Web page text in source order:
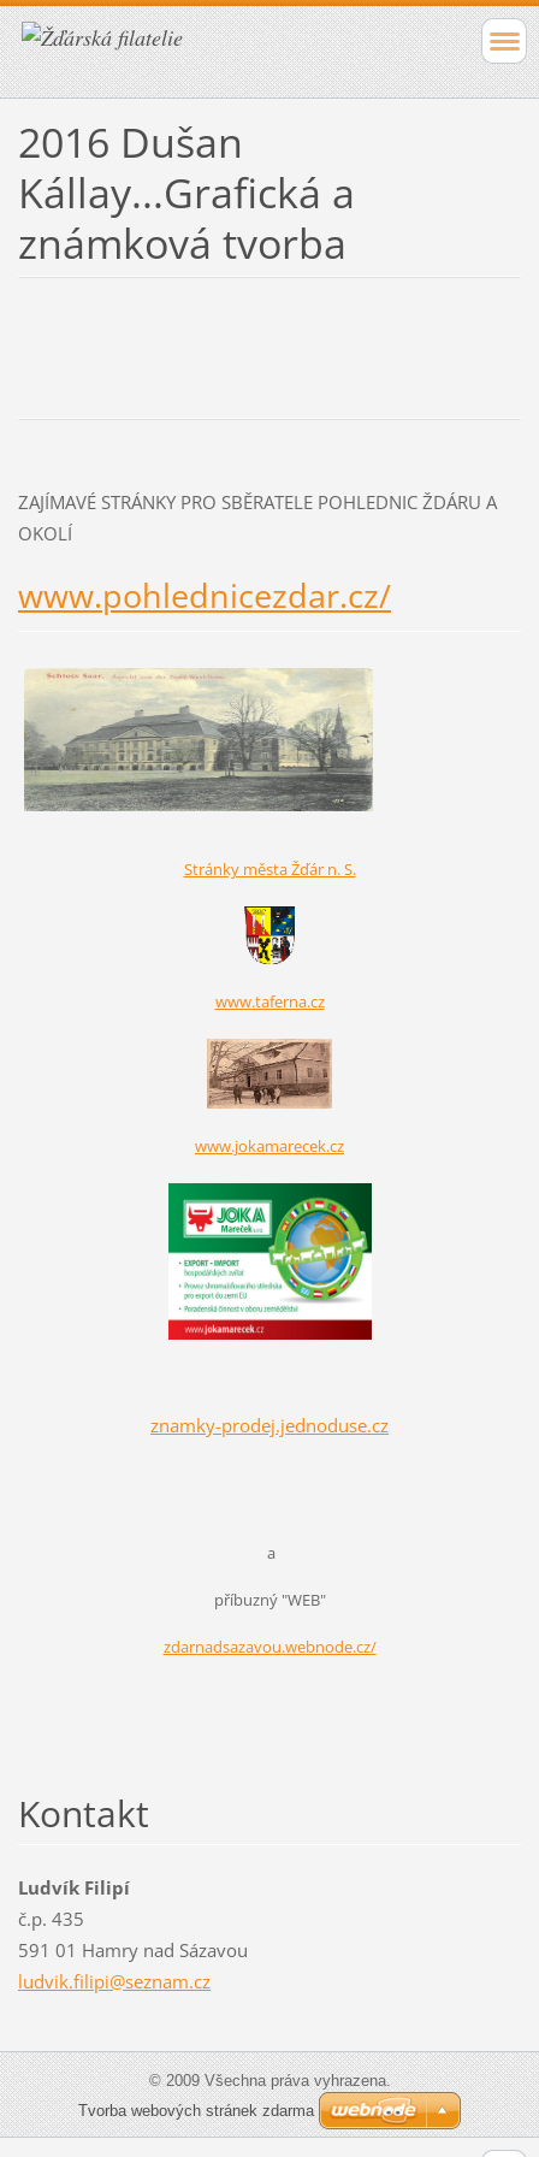
2016 Dušan
Kállay...Grafická a
známková tvorba
ZAJÍMAVÉ STRÁNKY PRO SBĚRATELE POHLEDNIC ŽDÁRU A
OKOLÍ
www.pohlednicezdar.cz/
Stránky města Žďár n. S.
www.taferna.cz
www.jokamarecek.cz
znamky-prodej.jednoduse.cz
a
příbuzný "WEB"
zdarnadsazavou.webnode.cz/
Kontakt
Ludvík Filipí
č.p. 435
591 01 Hamry nad Sázavou
ludvik.filipi@seznam.cz
© 2009 Všechna práva vyhrazena.
Tvorba webových stránek zdarma